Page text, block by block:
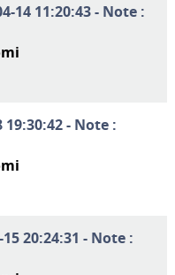
14 11:20:43 - Note :
- Note :
20:24:31 - Note :